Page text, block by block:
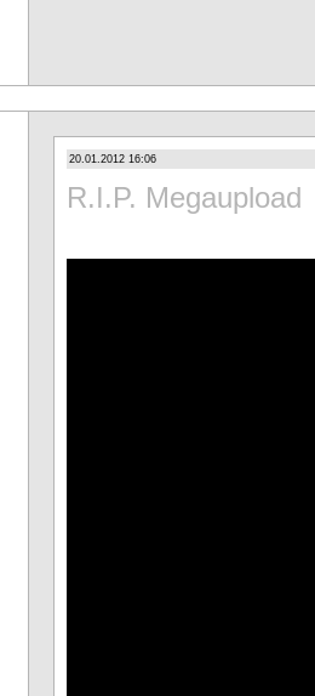
20.01.2012 16:06
R.I.P. Megaupload